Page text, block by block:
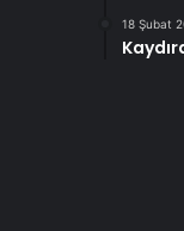
18 Şubat